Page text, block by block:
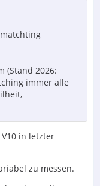
(Stand 2026:
immer alle
in letzter
zu messen.